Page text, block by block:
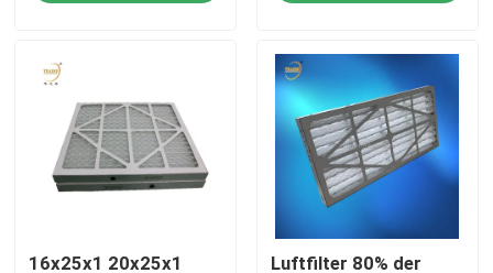
Tiefer Filter der Falten-HEPA
Vor Luftfilter
FFU-Einheit
16x25x1 20x25x1 Luftfilter 80% der